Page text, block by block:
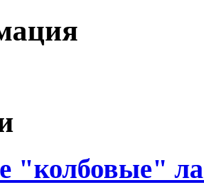
"колбовые"